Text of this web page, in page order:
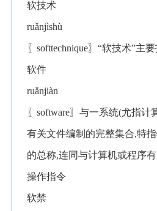
软技术
ruǎnjìshù
〖softtechnique〗“软技术”主
软件
ruǎnjiàn
〖software〗与一系统(尤指
有关文件编制的完整集合,特
的总称,连同与计算机或程序
操作指令
软禁